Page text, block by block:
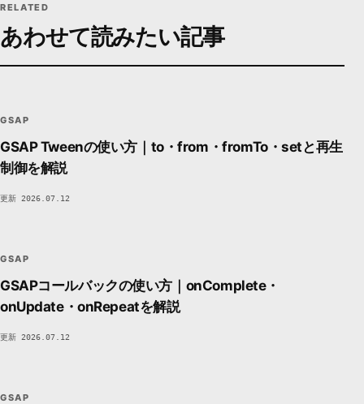
RELATED
あわせて読みたい記事
GSAP
GSAP Tweenの使い方｜to・from・fromTo・setと再生
制御を解説
更新 2026.07.12
GSAP
GSAPコールバックの使い方｜onComplete・
onUpdate・onRepeatを解説
更新 2026.07.12
GSAP